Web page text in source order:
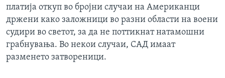
платија откуп во бројни случаи на Американци
држени како заложници во разни области на воени
судири во светот, за да не поттикнат натамошни
грабнувања. Во некои случаи, САД имаат
разменето затвореници.